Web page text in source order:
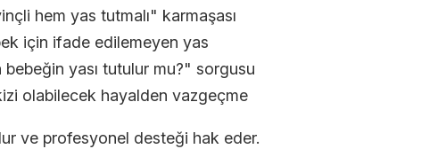
hem yas tutmalı" karmaşası
için ifade edilemeyen yas
bebeğin yası tutulur mu?" sorgusu
olabilecek hayalden vazgeçme
ve profesyonel desteği hak eder.